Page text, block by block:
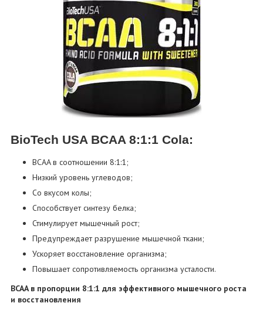
BioTech USA BCAA 8:1:1 Cola:
BCAA в соотношении 8:1:1;
Низкий уровень углеводов;
Со вкусом колы;
Способствует синтезу белка;
Стимулирует мышечный рост;
Предупреждает разрушение мышечной ткани;
Ускоряет восстановление организма;
Повышает сопротивляемость организма усталости.
BCAA в пропорции 8:1:1 для эффективного мышечного роста
и восстановления